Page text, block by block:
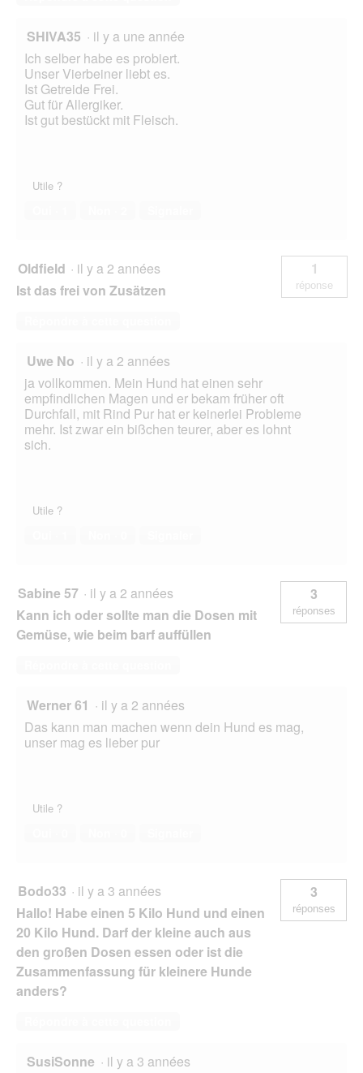
SHIVA35 · il y a une année
Ich selber habe es probiert.
Unser Vierbeiner liebt es.
Ist Getreide Frei.
Gut für Allergiker.
Ist gut bestückt mit Fleisch.
Utile ?
Oldfield · il y a 2 années
Ist das frei von Zusätzen
1
réponse
Uwe No · il y a 2 années
ja vollkommen. Mein Hund hat einen sehr
empfindlichen Magen und er bekam früher oft
Durchfall, mit Rind Pur hat er keinerlei Probleme
mehr. Ist zwar ein bißchen teurer, aber es lohnt
sich.
Utile ?
Sabine 57 · il y a 2 années
Kann ich oder sollte man die Dosen mit
Gemüse, wie beim barf auffüllen
3
réponses
Werner 61 · il y a 2 années
Das kann man machen wenn dein Hund es mag,
unser mag es lieber pur
Utile ?
Bodo33 · il y a 3 années
Hallo! Habe einen 5 Kilo Hund und einen
20 Kilo Hund. Darf der kleine auch aus
den großen Dosen essen oder ist die
Zusammenfassung für kleinere Hunde
anders?
3
réponses
SusiSonne · il y a 3 années